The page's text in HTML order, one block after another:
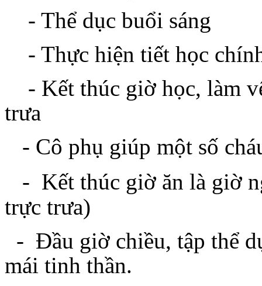
- Thể dục buổi sáng
- Thực hiện tiết học
- Kết thúc giờ học, làm
trưa
- Cô phụ giúp một số
- Kết thúc giờ ăn là giờ
trực trưa)
- Đầu giờ chiều, tập thể
mái tinh thần.